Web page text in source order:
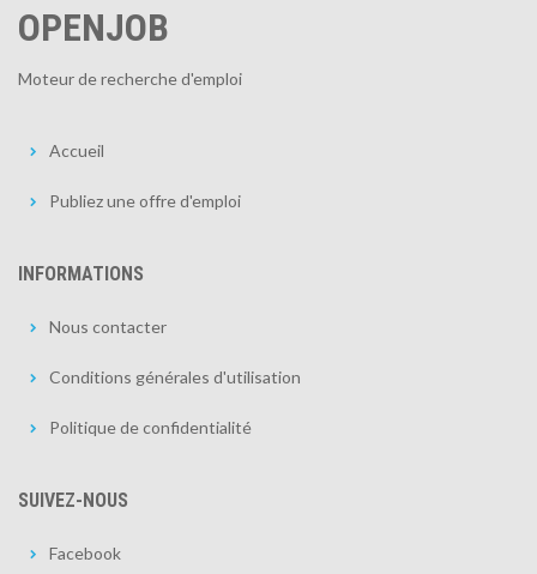
OPENJOB
Moteur de recherche d'emploi
Accueil
Publiez une offre d'emploi
INFORMATIONS
Nous contacter
Conditions générales d'utilisation
Politique de confidentialité
SUIVEZ-NOUS
Facebook